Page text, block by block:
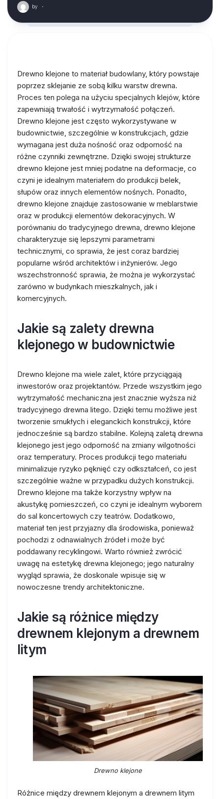
by ·
Drewno klejone to materiał budowlany, który powstaje
poprzez sklejanie ze sobą kilku warstw drewna.
Proces ten polega na użyciu specjalnych klejów, które
zapewniają trwałość i wytrzymałość połączeń.
Drewno klejone jest często wykorzystywane w
budownictwie, szczególnie w konstrukcjach, gdzie
wymagana jest duża nośność oraz odporność na
różne czynniki zewnętrzne. Dzięki swojej strukturze
drewno klejone jest mniej podatne na deformacje, co
czyni je idealnym materiałem do produkcji belek,
słupów oraz innych elementów nośnych. Ponadto,
drewno klejone znajduje zastosowanie w meblarstwie
oraz w produkcji elementów dekoracyjnych. W
porównaniu do tradycyjnego drewna, drewno klejone
charakteryzuje się lepszymi parametrami
technicznymi, co sprawia, że jest coraz bardziej
popularne wśród architektów i inżynierów. Jego
wszechstronność sprawia, że można je wykorzystać
zarówno w budynkach mieszkalnych, jak i
komercyjnych.
Jakie są zalety drewna
klejonego w budownictwie
Drewno klejone ma wiele zalet, które przyciągają
inwestorów oraz projektantów. Przede wszystkim jego
wytrzymałość mechaniczna jest znacznie wyższa niż
tradycyjnego drewna litego. Dzięki temu możliwe jest
tworzenie smukłych i eleganckich konstrukcji, które
jednocześnie są bardzo stabilne. Kolejną zaletą drewna
klejonego jest jego odporność na zmiany wilgotności
oraz temperatury. Proces produkcji tego materiału
minimalizuje ryzyko pęknięć czy odkształceń, co jest
szczególnie ważne w przypadku dużych konstrukcji.
Drewno klejone ma także korzystny wpływ na
akustykę pomieszczeń, co czyni je idealnym wyborem
do sal koncertowych czy teatrów. Dodatkowo,
materiał ten jest przyjazny dla środowiska, ponieważ
pochodzi z odnawialnych źródeł i może być
poddawany recyklingowi. Warto również zwrócić
uwagę na estetykę drewna klejonego; jego naturalny
wygląd sprawia, że doskonale wpisuje się w
nowoczesne trendy architektoniczne.
Jakie są różnice między
drewnem klejonym a drewnem
litym
Drewno klejone
Różnice między drewnem klejonym a drewnem litym